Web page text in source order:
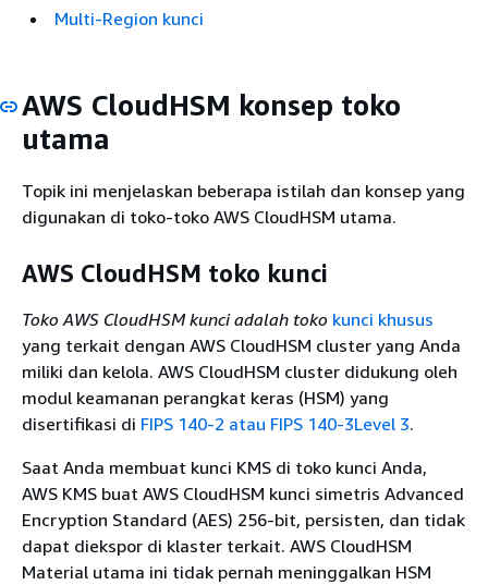
Multi-Region kunci
AWS CloudHSM konsep toko
utama
Topik ini menjelaskan beberapa istilah dan konsep yang
digunakan di toko-toko AWS CloudHSM utama.
AWS CloudHSM toko kunci
Toko AWS CloudHSM kunci adalah toko kunci khusus
yang terkait dengan AWS CloudHSM cluster yang Anda
miliki dan kelola. AWS CloudHSM cluster didukung oleh
modul keamanan perangkat keras (HSM) yang
disertifikasi di FIPS 140-2 atau FIPS 140-3Level 3.
Saat Anda membuat kunci KMS di toko kunci Anda,
AWS KMS buat AWS CloudHSM kunci simetris Advanced
Encryption Standard (AES) 256-bit, persisten, dan tidak
dapat diekspor di klaster terkait. AWS CloudHSM
Material utama ini tidak pernah meninggalkan HSM